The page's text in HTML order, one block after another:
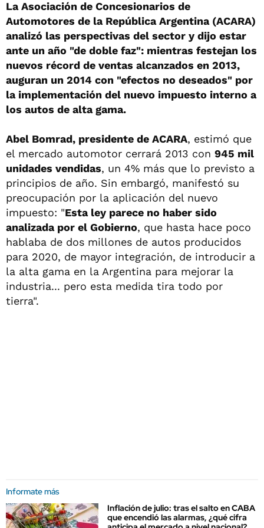
La Asociación de Concesionarios de
Automotores de la República Argentina (ACARA)
analizó las perspectivas del sector y dijo estar
ante un año "de doble faz": mientras festejan los
nuevos récord de ventas alcanzados en 2013,
auguran un 2014 con "efectos no deseados" por
la implementación del nuevo impuesto interno a
los autos de alta gama.
Abel Bomrad, presidente de ACARA, estimó que
el mercado automotor cerrará 2013 con 945 mil
unidades vendidas, un 4% más que lo previsto a
principios de año. Sin embargó, manifestó su
preocupación por la aplicación del nuevo
impuesto: "Esta ley parece no haber sido
analizada por el Gobierno, que hasta hace poco
hablaba de dos millones de autos producidos
para 2020, de mayor integración, de introducir a
la alta gama en la Argentina para mejorar la
industria... pero esta medida tira todo por
tierra".
Informate más
Inflación de julio: tras el salto en CABA
que encendió las alarmas, ¿qué cifra